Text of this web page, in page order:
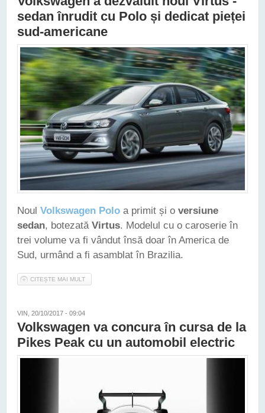
sedan înrudit cu Polo și dedicat pieței
sud-americane
Noul Volkswagen Polo a primit și o versiune
sedan, botezată Virtus. Modelul cu o caroserie în
trei volume va fi vândut însă doar în America de
Sud, urmând a fi asamblat în Brazilia.
CITEȘTE MAI MULT
VIN, 20/10/2017 - 09:04
Volkswagen va concura în cursa de la
Pikes Peak cu un automobil electric